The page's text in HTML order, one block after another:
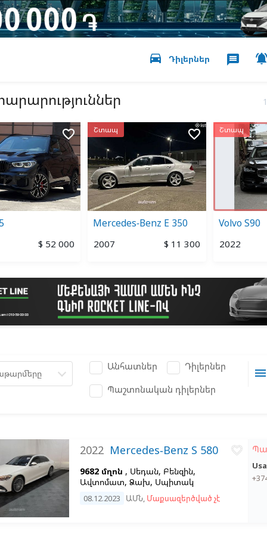

message
directions_car Դիլերներ
$ 52 000
favorite_border Շտապ
Mercedes-Benz E 350
2007 $ 11 300
favorite_border Շտապ
Volvo S90
2022
Անհատներ
Դիլերներ
Պաշտոնական դիլերներ
menu
2022Mercedes-Benz S 580
9682 մղոն , Սեդան, Բենզին,
Ավտոմատ, Ձախ, Սպիտակ
08.12.2023 ԱՄՆ, Մաքսազերծված չէ
favorite_border